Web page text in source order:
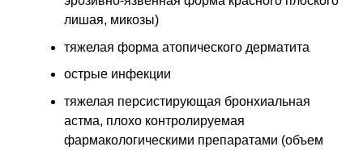
лишая, микозы)
тяжелая форма атопического дерматита
острые инфекции
тяжелая персистирующая бронхиальная
астма, плохо контролируемая
фармакологическими препаратами (объем